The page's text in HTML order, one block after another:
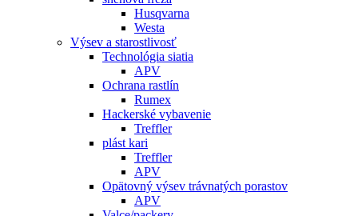
Husqvarna
Westa
Výsev a starostlivosť
Technológia siatia
APV
Ochrana rastlín
Rumex
Hackerské vybavenie
Treffler
plást kari
Treffler
APV
Opätovný výsev trávnatých porastov
APV